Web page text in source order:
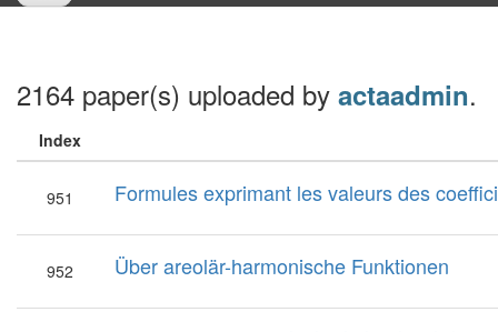
2164 paper(s) uploaded by actaadmin.
Index
951 Formules exprimant les valeurs des
952 Über areolär-harmonische Funktionen